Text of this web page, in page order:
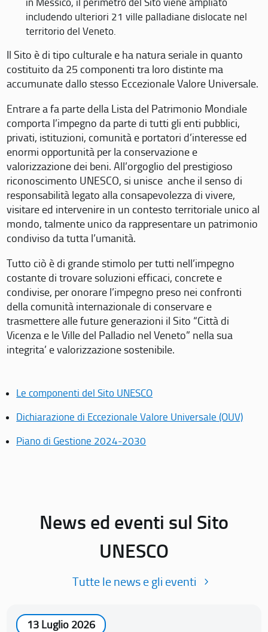
in Messico, il perimetro del Sito viene ampliato
includendo ulteriori 21 ville palladiane dislocate nel
territorio del Veneto.
Il Sito è di tipo culturale e ha natura seriale in quanto
costituito da 25 componenti tra loro distinte ma
accumunate dallo stesso Eccezionale Valore Universale.
Entrare a fa parte della Lista del Patrimonio Mondiale
comporta l’impegno da parte di tutti gli enti pubblici,
privati, istituzioni, comunità e portatori d’interesse ed
enormi opportunità per la conservazione e
valorizzazione dei beni. All’orgoglio del prestigioso
riconoscimento UNESCO, si unisce anche il senso di
responsabilità legato alla consapevolezza di vivere,
visitare ed intervenire in un contesto territoriale unico al
mondo, talmente unico da rappresentare un patrimonio
condiviso da tutta l’umanità.
Tutto ciò è di grande stimolo per tutti nell’impegno
costante di trovare soluzioni efficaci, concrete e
condivise, per onorare l’impegno preso nei confronti
della comunità internazionale di conservare e
trasmettere alle future generazioni il Sito “Città di
Vicenza e le Ville del Palladio nel Veneto” nella sua
integrita’ e valorizzazione sostenibile.
Le componenti del Sito UNESCO
Dichiarazione di Eccezionale Valore Universale (OUV)
Piano di Gestione 2024-2030
News ed eventi sul Sito
UNESCO
Tutte le news e gli eventi
13 Luglio 2026